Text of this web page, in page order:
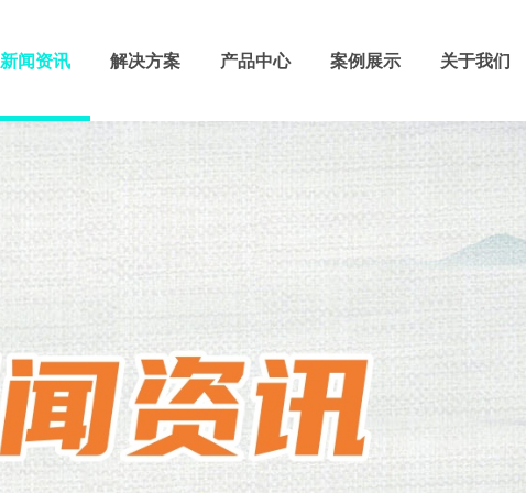
新闻资讯 解决方案 产品中心 案例展示 关于我们